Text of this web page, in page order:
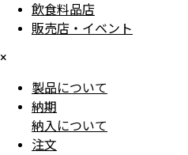
飲食料品店
販売店・イベント
×
製品について
納期
納入について
注文